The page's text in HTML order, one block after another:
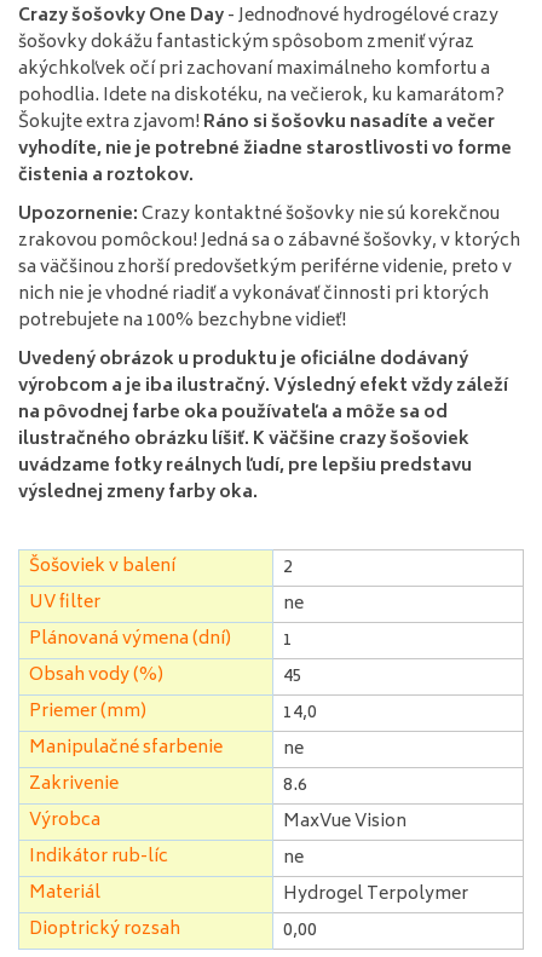
Crazy šošovky One Day- Jednodňové hydrogélové crazy
šošovky dokážu fantastickým spôsobom zmeniť výraz
akýchkoľvek očí pri zachovaní maximálneho komfortu a
pohodlia. Idete na diskotéku, na večierok, ku kamarátom?
Šokujte extra zjavom! Ráno si šošovku nasadíte a večer
vyhodíte, nie je potrebné žiadne starostlivosti vo forme
čistenia a roztokov.
Upozornenie:Crazy kontaktné šošovky nie sú korekčnou
zrakovou pomôckou! Jedná sa o zábavné šošovky, v ktorých
sa väčšinou zhorší predovšetkým periférne videnie, preto v
nich nie je vhodné riadiť a vykonávať činnosti pri ktorých
potrebujete na 100% bezchybne vidieť!
Uvedený obrázok u produktu je oficiálne dodávaný
výrobcom a je iba ilustračný. Výsledný efekt vždy záleží
na pôvodnej farbe oka používateľa a môže sa od
ilustračného obrázku líšiť. K väčšine crazy šošoviek
uvádzame fotky reálnych ľudí, pre lepšiu predstavu
výslednej zmeny farby oka.
Šošoviek v balení
2
UV filter
ne
Plánovaná výmena (dní)
1
Obsah vody (%)
45
Priemer (mm)
14,0
Manipulačné sfarbenie
ne
Zakrivenie
8.6
Výrobca
MaxVue Vision
Indikátor rub-líc
ne
Materiál
Hydrogel Terpolymer
Dioptrický rozsah
0,00